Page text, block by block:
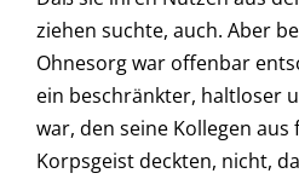
ziehen suchte, auch. Aber
Ohnesorg war offenbar
ein beschränkter, haltloser
war, den seine Kollegen
Korpsgeist deckten, nicht,